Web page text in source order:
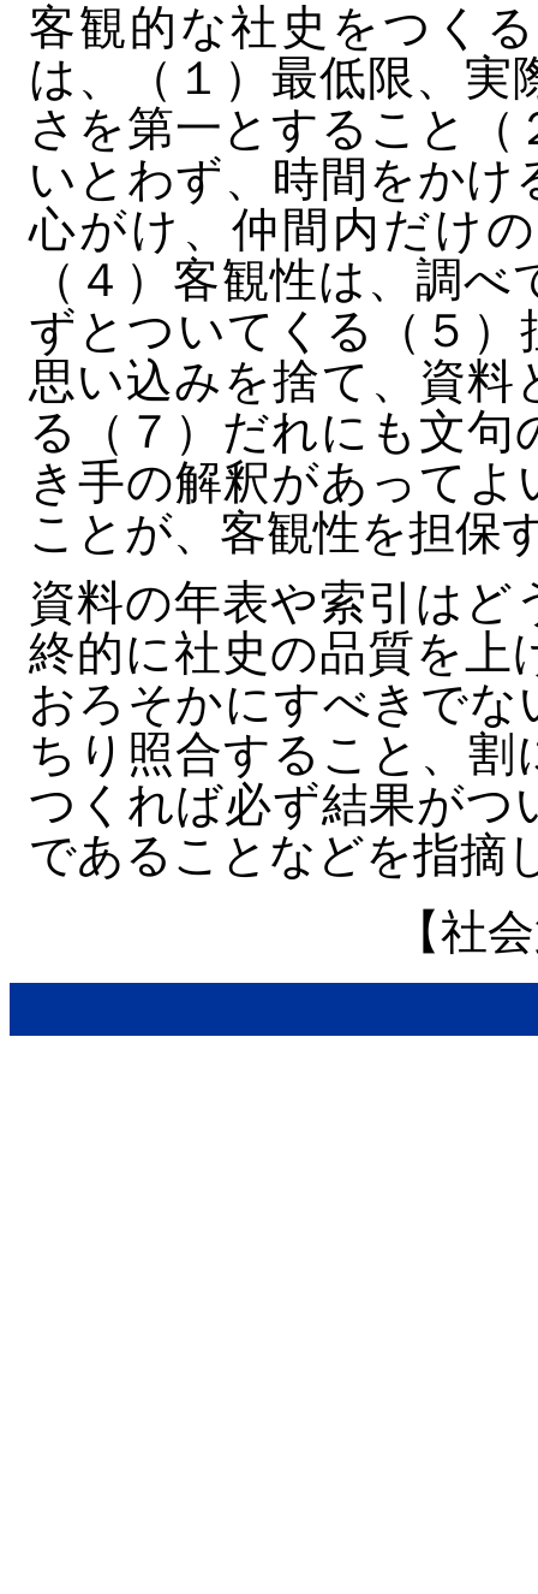
客観的な社史をつく
は、（１）最低限、
さを第一とすること
いとわず、時間をか
心がけ、仲間内だけ
（４）客観性は、調
ずとついてくる（５）
思い込みを捨て、資料
る（７）だれにも文
き手の解釈があって
ことが、客観性を担
資料の年表や索引は
終的に社史の品質を上
おろそかにすべきで
ちり照合すること、
つくれば必ず結果がつ
であることなどを指摘
【社